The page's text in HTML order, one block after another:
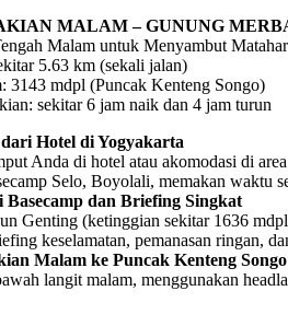
MALAM – GUNUNG
Malam untuk Menyambut
5.63 km (sekali jalan)
3143 mdpl (Puncak Kenteng Songo)
sekitar 6 jam naik dan 4 jam turun
Hotel di Yogyakarta
Anda di hotel atau akomodasi di
Selo, Boyolali, memakan waktu
Basecamp dan Briefing Singkat
Genting (ketinggian sekitar 1636
keselamatan, pemanasan ringan,
Malam ke Puncak Kenteng
langit malam, menggunakan